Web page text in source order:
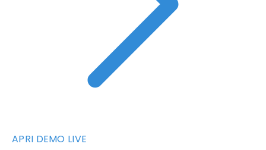
APRI DEMO LIVE